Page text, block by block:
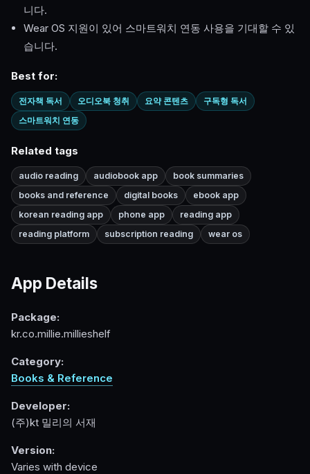
니다.
Wear OS 지원이 있어 스마트워치 연동 사용을 기대할 수 있
습니다.
Best for:
전자책 독서 오디오북 청취 요약 콘텐츠
구독형 독서
스마트워치 연동
Related tags
audio reading audiobook app
book summaries
books and reference
digital books
ebook app
korean reading app
phone app
reading app
reading platform
subscription reading wear os
App Details
Package:
kr.co.millie.millieshelf
Category:
Books & Reference
Developer:
(주)kt 밀리의 서재
Version:
Varies with device